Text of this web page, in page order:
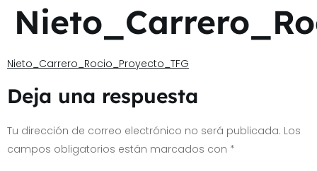
Nieto_Carrero_Rocio_Proyecto_TFG
Deja una respuesta
Tu dirección de correo electrónico no será publicada. Los
campos obligatorios están marcados con *